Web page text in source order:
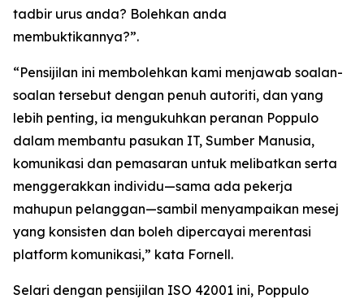
tadbir urus anda? Bolehkan anda
membuktikannya?”.
“Pensijilan ini membolehkan kami menjawab soalan-
soalan tersebut dengan penuh autoriti, dan yang
lebih penting, ia mengukuhkan peranan Poppulo
dalam membantu pasukan IT, Sumber Manusia,
komunikasi dan pemasaran untuk melibatkan serta
menggerakkan individu—sama ada pekerja
mahupun pelanggan—sambil menyampaikan mesej
yang konsisten dan boleh dipercayai merentasi
platform komunikasi,” kata Fornell.
Selari dengan pensijilan ISO 42001 ini, Poppulo